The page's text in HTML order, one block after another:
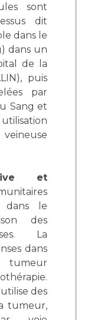
sont
dit
dans le
dans un
de la
puis
par
Sang et
et
le
des
La
dans
tumeur
des
tumeur,